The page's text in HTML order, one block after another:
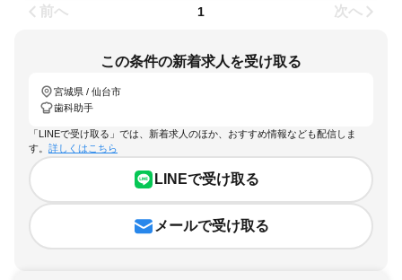
前へ 1 次へ
この条件の新着求人を受け取る
宮城県 / 仙台市
歯科助手
「LINEで受け取る」では、新着求人のほか、おすすめ情報なども配信しま
す。 詳しくはこちら
LINEで受け取る
メールで受け取る